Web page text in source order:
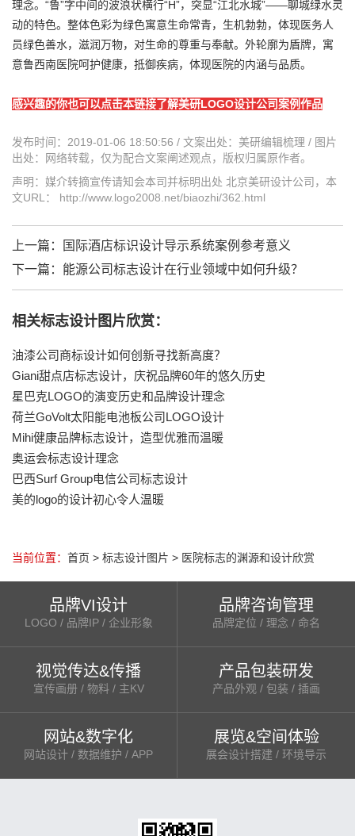
理念。“鲁”字中间的波浪状横行“H”，突显“江北水城”——聊城绿水灵
动的特色。整体色彩为绿色寓意生命常青，生机勃勃，体现医务人
员绿色善水，滋润万物，对生命的尊重与奉献。外轮廓为盾牌，寓
意鲁西南医院呵护健康，抵御疾病，体现医院的内涵与品质。
感兴趣的你也可以点击本链接了解美研LOGO设计公司案例作品
发布时间：2019-01-06 18:50:56 / 文案出处：美研编辑梳理 / 图片
出处：网络转载，仅为配合文案阐述观点，版权归属原作者。
声明：媒介转摘宣传请知会本司并标明出处 北京美研设计公司，本
文URL： http://www.logo2008.net/biaozhi/362.html
上一篇：
国际酒店标识设计导示系统案例参考意义
下一篇： 能源公司标志设计在行业领域中如何升级？
相关标志设计图片欣赏：
油漆公司商标设计如何创新寻找新高度？
Giani甜点店标志设计，庆祝品牌60年的悠久历史
星巴克LOGO的演变历史和品牌设计理念
荷兰GoVolt太阳能电池板公司LOGO设计
Mihi健康品牌标志设计，造型优雅而温暖
奥运会标志设计理念
巴西Surf Group电信公司标志设计
美的logo的设计初心令人温暖
当前位置： 首页 > 标志设计图片 > 医院标志的渊源和设计欣赏
品牌VI设计
LOGO / 品牌IP / 企业形象
品牌咨询管理
品牌定位 / 理念 / 命名
视觉传达&传播
宣传画册 / 物料 / 主KV
产品包装研发
产品外观 / 包装 / 插画
网站&数字化
网站设计 / 数据维护 / APP
展览&空间体验
展会设计搭建 / 环境导示